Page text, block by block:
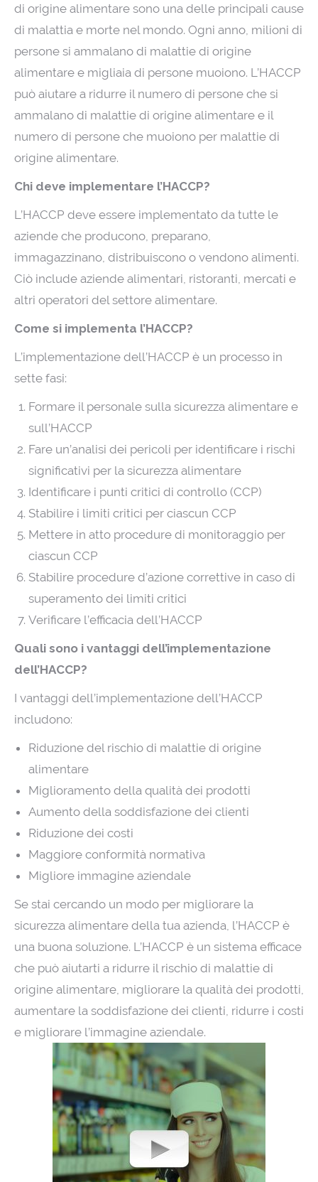
di origine alimentare sono una delle principali cause
di malattia e morte nel mondo. Ogni anno, milioni di
persone si ammalano di malattie di origine
alimentare e migliaia di persone muoiono. L’HACCP
può aiutare a ridurre il numero di persone che si
ammalano di malattie di origine alimentare e il
numero di persone che muoiono per malattie di
origine alimentare.
Chi deve implementare l’HACCP?
L’HACCP deve essere implementato da tutte le
aziende che producono, preparano,
immagazzinano, distribuiscono o vendono alimenti.
Ciò include aziende alimentari, ristoranti, mercati e
altri operatori del settore alimentare.
Come si implementa l’HACCP?
L’implementazione dell’HACCP è un processo in
sette fasi:
Formare il personale sulla sicurezza alimentare e
sull’HACCP
Fare un’analisi dei pericoli per identificare i rischi
significativi per la sicurezza alimentare
Identificare i punti critici di controllo (CCP)
Stabilire i limiti critici per ciascun CCP
Mettere in atto procedure di monitoraggio per
ciascun CCP
Stabilire procedure d’azione correttive in caso di
superamento dei limiti critici
Verificare l’efficacia dell’HACCP
Quali sono i vantaggi dell’implementazione
dell’HACCP?
I vantaggi dell’implementazione dell’HACCP
includono:
Riduzione del rischio di malattie di origine
alimentare
Miglioramento della qualità dei prodotti
Aumento della soddisfazione dei clienti
Riduzione dei costi
Maggiore conformità normativa
Migliore immagine aziendale
Se stai cercando un modo per migliorare la
sicurezza alimentare della tua azienda, l’HACCP è
una buona soluzione. L’HACCP è un sistema efficace
che può aiutarti a ridurre il rischio di malattie di
origine alimentare, migliorare la qualità dei prodotti,
aumentare la soddisfazione dei clienti, ridurre i costi
e migliorare l’immagine aziendale.